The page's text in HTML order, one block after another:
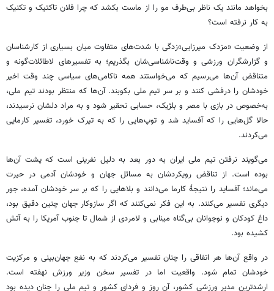
بخواهد مانند یک ناظر بی‌طرف مو را از ماست بکشد که چرا فلان تاکتیک و تکنیک
به کار نرفته است؟
از وضعیت «مزدک میرزایی»‌زدگی با شدت‌های متفاوت میان بسیاری از کارشناسان
و گزارشگران ورزشی و وقت‌ناشناسی‌شان بگذریم؛ به تفسیرهای لاطائلات‌گونه و
متناقض آن‌ها می‌رسیم که می‌خواستند همه ناکامی‌های سیاسی چند وقت اخیر
خودشان را درفشی کنند و بر سر تیم ملی بکوبند. آن‌ها که منتظر بودند تیم ملی،
به‌خصوص در بازی با مصر و بلژیک، حسابی تحقیر شود و به مراد دلشان نرسیدند،
حالا گل‌هایی را که آفساید شد و توپ‌هایی را که به تیرک خورد، تفسیر کارمایی
می‌کردند.
می‌گویند نرفتن تیم ملی ایران به دور بعد به دلیل نفرینی است که پشت آن‌ها
بوده است. از تناقض رویکردشان به مسائل جهان و خودشان آدمی در حیرت
می‌ماند؛ آفساید را نتیجهٔ کارما می‌دانند و بلاهایی را که بر سر خودشان آمده، جور
دیگری تفسیر می‌کنند. به این فکر نمی‌کنند که اگر سازوکار جهان چنین دقیق بود،
داغ کودکان و نوجوانان بی‌گناه مینابی و لامردی از شمال تا جنوب آمریکا را به آتش
کشیده بود.
در واقع آن‌ها هر اتفاقی را چنان تفسیر می‌کردند که به نفع جهان‌بینی و مرکزیت
خودشان تمام شود. واقعیت اما در تفسیر سخن وزیر ورزش نهفته است.
ارشدترین مدیر ورزشی کشور، آن روز و فردای کشور و تیم ملی را چنان دیده بود